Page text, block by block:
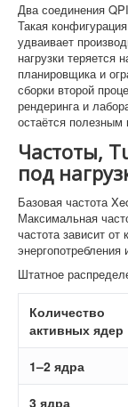
Два соединения
Такая
удваивает
нагрузки теряется
планировщика и
сборки второй
рендеринга и
остаётся полезным
Частоты,
под
Базовая частота
Максимальная
частота зависит от
энергопотребления
Штатное
Количество
активных ядер
1–2 ядра
3 ядра